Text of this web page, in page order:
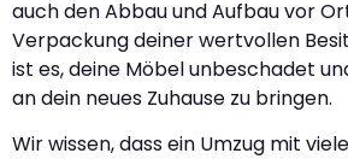
auch den Abbau und Aufbau vor
Verpackung deiner wertvollen
ist es, deine Möbel unbeschadet
an dein neues Zuhause zu bringen.
Wir wissen, dass ein Umzug mit